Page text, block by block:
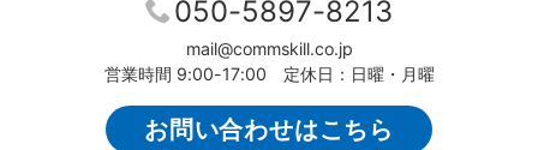
050-5897-8213
mail@commskill.co.jp
営業時間 9:00-17:00 定休日：日曜・月曜
お問い合わせはこちら